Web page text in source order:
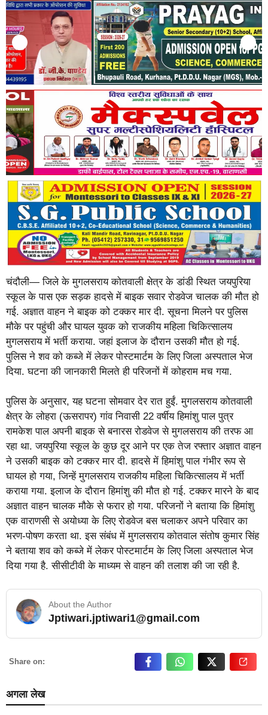
चंदौली— जिले के मुगलसराय कोतवाली क्षेत्र के डांडी स्थित जयपुरिया
स्कूल के पास एक सड़क हादसे में बाइक सवार रोडवेज चालक की मौत हो
गई. अज्ञात वाहन ने बाइक को टक्कर मार दी. सूचना मिलने पर पुलिस
मौके पर पहुंची और घायल युवक को राजकीय महिला चिकित्सालय
मुगलसराय में भर्ती कराया. जहां इलाज के दौरान उसकी मौत हो गई.
पुलिस ने शव को कब्जे में लेकर पोस्टमार्टम के लिए जिला अस्पताल भेज
दिया. घटना की जानकारी मिलते ही परिजनों में कोहराम मच गया.
पुलिस के अनुसार, यह घटना सोमवार देर रात हुईं. मुगलसराय कोतवाली
क्षेत्र के लोहरा (ऊसरापर) गांव निवासी 22 वर्षीय हिमांशु पाल पुत्र
रामकेश पाल अपनी बाइक से बनारस रोडवेज से मुगलसराय की तरफ आ
रहा था. जयपुरिया स्कूल के कुछ दूर आने पर एक तेज रफ्तार अज्ञात वाहन
ने उसकी बाइक को टक्कर मार दी. हादसे में हिमांशु पाल गंभीर रूप से
घायल हो गया, जिन्हें मुगलसराय राजकीय महिला चिकित्सालय में भर्ती
कराया गया. इलाज के दौरान हिमांशु की मौत हो गई. टक्कर मारने के बाद
अज्ञात वाहन चालक मौके से फरार हो गया. परिजनों ने बताया कि हिमांशु
एक वाराणसी से अयोध्या के लिए रोडवेज बस चलाकर अपने परिवार का
भरण-पोषण करता था. इस संबंध में मुगलसराय कोतवाल संतोष कुमार सिंह
ने बताया शव को कब्जे में लेकर पोस्टमार्टम के लिए जिला अस्पताल भेज
दिया गया है. सीसीटीवी के माध्यम से वाहन की तलाश की जा रही है.
About the Author
Jptiwari.jptiwari1@gmail.com… Read More
Share on:
अगला लेख